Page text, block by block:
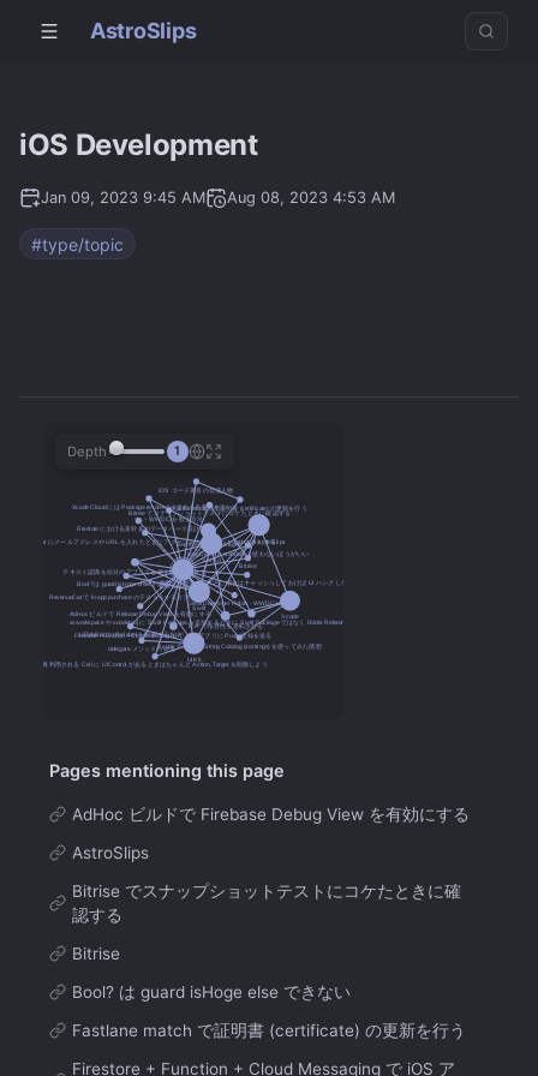
AstroSlips
iOS Development
Jan 09, 2023 9:45 AM Aug 08, 2023 4:53 AM
#type/topic
Depth 1
Pages mentioning this page
AdHoc ビルドで Firebase Debug View を有効にする
AstroSlips
Bitrise でスナップショットテストにコケたときに確
認する
Bitrise
Bool? は guard isHoge else できない
Fastlane match で証明書 (certificate) の更新を行う
Firestore + Function + Cloud Messaging で iOS ア